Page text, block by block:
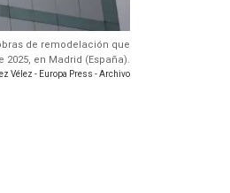
de remodelación que
en Madrid (España).
Vélez - Europa Press - Archivo